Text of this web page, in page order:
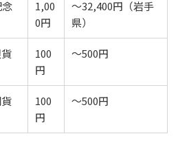
1,00
0円
～32,400円（岩手
県）
100
円
～500円
100
円
～500円